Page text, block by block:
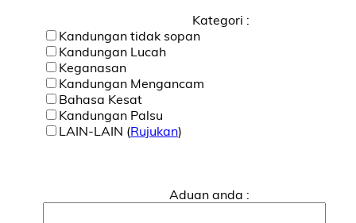
Kategori :
Kandungan tidak sopan
Kandungan Lucah
Keganasan
Kandungan Mengancam
Bahasa Kesat
Kandungan Palsu
LAIN-LAIN (Rujukan)
Aduan anda :